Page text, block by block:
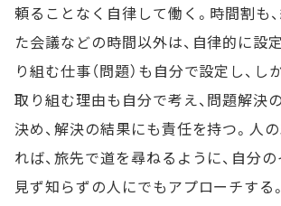
頼ることなく自律して働く。時間割も
た会議などの時間以外は、自律的に設
り組む仕事（問題）も自分で設定し、し
取り組む理由も自分で考え、問題解決
決め、解決の結果にも責任を持つ。人
れば、旅先で道を尋ねるように、自分
見ず知らずの人にでもアプローチする。